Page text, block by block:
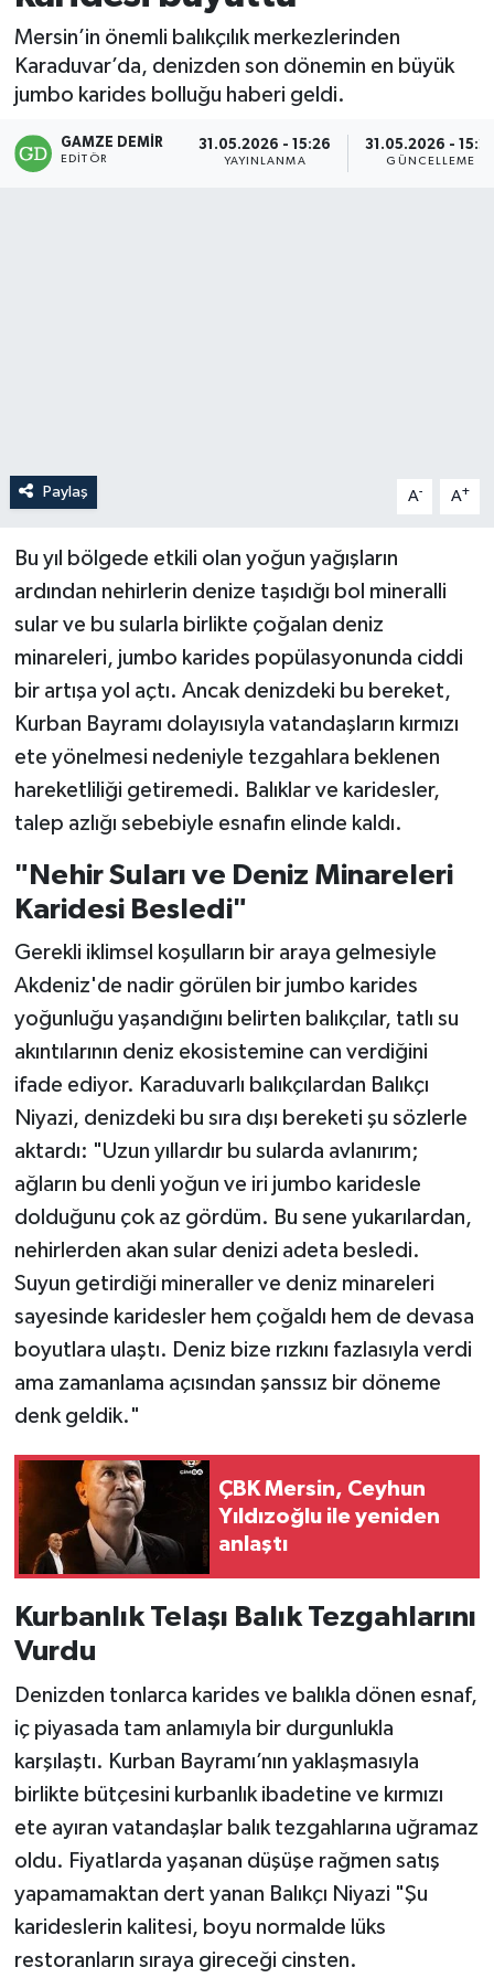
Mersin’in önemli balıkçılık merkezlerinden
Karaduvar’da, denizden son dönemin en büyük
jumbo karides bolluğu haberi geldi.
GAMZE DEMIR
EDITÖR
31.05.2026 - 15:26
YAYINLANMA
31.05.2026 -
GÜNCELLEME
Paylaş A- A+
Bu yıl bölgede etkili olan yoğun yağışların
ardından nehirlerin denize taşıdığı bol mineralli
sular ve bu sularla birlikte çoğalan deniz
minareleri, jumbo karides popülasyonunda ciddi
bir artışa yol açtı. Ancak denizdeki bu bereket,
Kurban Bayramı dolayısıyla vatandaşların kırmızı
ete yönelmesi nedeniyle tezgahlara beklenen
hareketliliği getiremedi. Balıklar ve karidesler,
talep azlığı sebebiyle esnafın elinde kaldı.
"Nehir Suları ve Deniz Minareleri
Karidesi Besledi"
Gerekli iklimsel koşulların bir araya gelmesiyle
Akdeniz'de nadir görülen bir jumbo karides
yoğunluğu yaşandığını belirten balıkçılar, tatlı su
akıntılarının deniz ekosistemine can verdiğini
ifade ediyor. Karaduvarlı balıkçılardan Balıkçı
Niyazi, denizdeki bu sıra dışı bereketi şu sözlerle
aktardı: "Uzun yıllardır bu sularda avlanırım;
ağların bu denli yoğun ve iri jumbo karidesle
dolduğunu çok az gördüm. Bu sene yukarılardan,
nehirlerden akan sular denizi adeta besledi.
Suyun getirdiği mineraller ve deniz minareleri
sayesinde karidesler hem çoğaldı hem de devasa
boyutlara ulaştı. Deniz bize rızkını fazlasıyla verdi
ama zamanlama açısından şanssız bir döneme
denk geldik."
ÇBK Mersin, Ceyhun
Yıldızoğlu ile yeniden
anlaştı
Kurbanlık Telaşı Balık Tezgahlarını
Vurdu
Denizden tonlarca karides ve balıkla dönen esnaf,
iç piyasada tam anlamıyla bir durgunlukla
karşılaştı. Kurban Bayramı’nın yaklaşmasıyla
birlikte bütçesini kurbanlık ibadetine ve kırmızı
ete ayıran vatandaşlar balık tezgahlarına uğramaz
oldu. Fiyatlarda yaşanan düşüşe rağmen satış
yapamamaktan dert yanan Balıkçı Niyazi "Şu
karideslerin kalitesi, boyu normalde lüks
restoranların sıraya gireceği cinsten.